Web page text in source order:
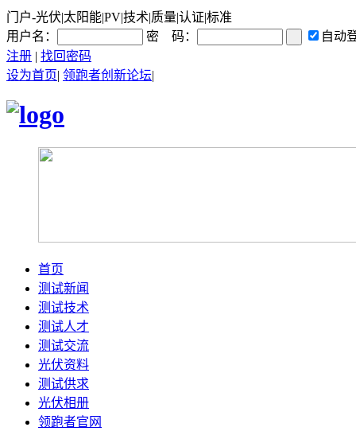
门户-光伏|太阳能|PV|技术|质量|认证|标准
用户名：
密 码：
自动
注册 | 找回密码
设为首页| 领跑者创新论坛|
首页
测试新闻
测试技术
测试人才
测试交流
光伏资料
测试供求
光伏相册
领跑者官网